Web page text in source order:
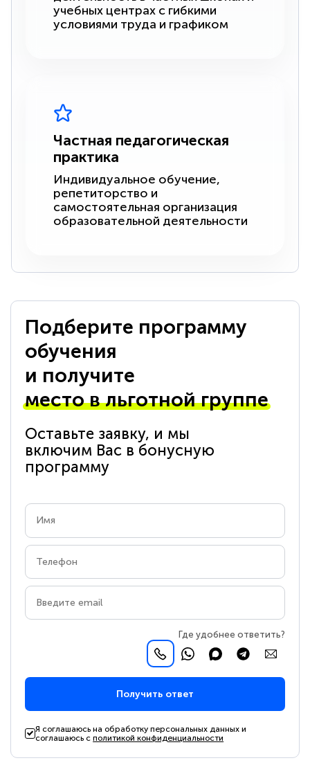
учебных центрах с гибкими
условиями труда и графиком
Частная педагогическая
практика
Индивидуальное обучение,
репетиторство и
самостоятельная организация
образовательной деятельности
Подберите программу
обучения
и получите
место в льготной группе
Оставьте заявку, и мы
включим Вас в бонусную
программу
Где удобнее ответить?
Получить ответ
Я соглашаюсь на обработку персональных данных и
соглашаюсь сполитикой конфиденциальности